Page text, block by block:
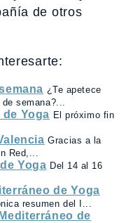
de otros
¿Te apetece
semana?...
de Yoga El próximo fin
Gracias a la
Red,...
Yoga Del 14 al 16
de Yoga
resumen del I...
de